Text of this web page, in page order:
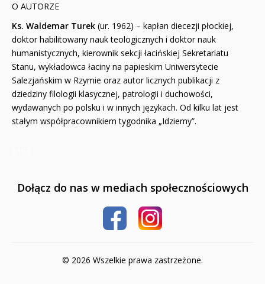
O AUTORZE
Ks. Waldemar Turek (ur. 1962) – kapłan diecezji płockiej,
doktor habilitowany nauk teologicznych i doktor nauk
humanistycznych, kierownik sekcji łacińskiej Sekretariatu
Stanu, wykładowca łaciny na papieskim Uniwersytecie
Salezjańskim w Rzymie oraz autor licznych publikacji z
dziedziny filologii klasycznej, patrologii i duchowości,
wydawanych po polsku i w innych językach. Od kilku lat jest
stałym współpracownikiem tygodnika „Idziemy”.
Dołącz do nas w mediach społecznościowych
© 2026 Wszelkie prawa zastrzeżone.